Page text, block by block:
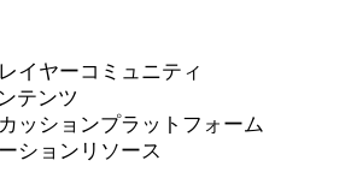
イヤーコミュニティ
テンツ
ッションプラットフォーム
ションリソース